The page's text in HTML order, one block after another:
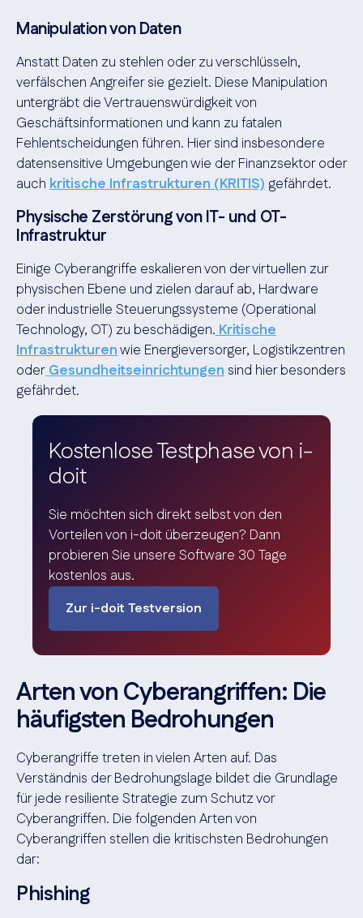
Manipulation von Daten
Anstatt Daten zu stehlen oder zu verschlüsseln,
verfälschen Angreifer sie gezielt. Diese Manipulation
untergräbt die Vertrauenswürdigkeit von
Geschäftsinformationen und kann zu fatalen
Fehlentscheidungen führen. Hier sind insbesondere
datensensitive Umgebungen wie der Finanzsektor oder
auch kritische Infrastrukturen (KRITIS) gefährdet.
Physische Zerstörung von IT- und OT-
Infrastruktur
Einige Cyberangriffe eskalieren von der virtuellen zur
physischen Ebene und zielen darauf ab, Hardware
oder industrielle Steuerungssysteme (Operational
Technology, OT) zu beschädigen. Kritische
Infrastrukturenwie Energieversorger, Logistikzentren
oderGesundheitseinrichtungen sind hier besonders
gefährdet.
Kostenlose Testphase von i-
doit
Sie möchten sich direkt selbst von den
Vorteilen von i-doit überzeugen? Dann
probieren Sie unsere Software 30 Tage
kostenlos aus.
Zur i-doit Testversion
Arten von Cyberangriffen: Die
häufigsten Bedrohungen
Cyberangriffe treten in vielen Arten auf. Das
Verständnis der Bedrohungslage bildet die Grundlage
für jede resiliente Strategie zum Schutz vor
Cyberangriffen. Die folgenden Arten von
Cyberangriffen stellen die kritischsten Bedrohungen
dar:
Phishing